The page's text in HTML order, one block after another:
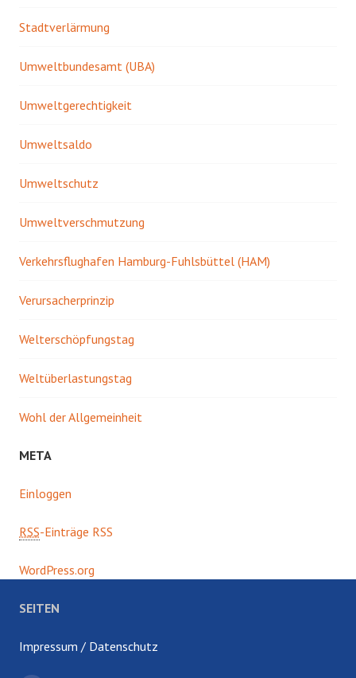
Stadtverlärmung
Umweltbundesamt (UBA)
Umweltgerechtigkeit
Umweltsaldo
Umweltschutz
Umweltverschmutzung
Verkehrsflughafen Hamburg-Fuhlsbüttel (HAM)
Verursacherprinzip
Welterschöpfungstag
Weltüberlastungstag
Wohl der Allgemeinheit
META
Einloggen
RSS-Einträge RSS
WordPress.org
SEITEN
Impressum / Datenschutz